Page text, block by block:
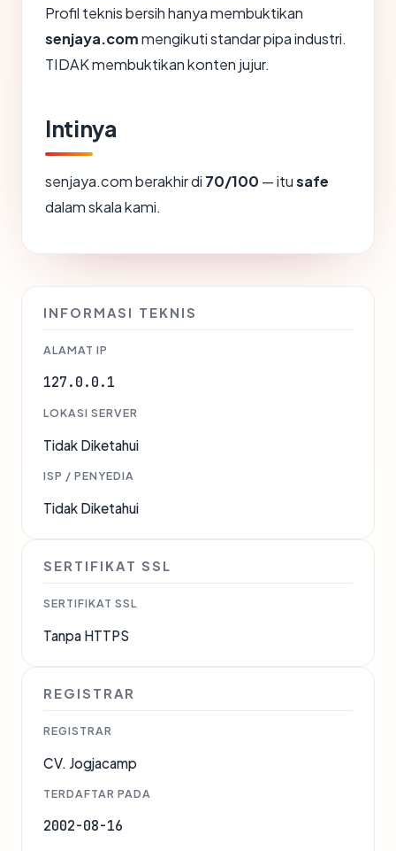
Profil teknis bersih hanya membuktikan
senjaya.commengikuti standar pipa industri.
TIDAK membuktikan konten jujur.
Intinya
senjaya.com berakhir di 70/100 — itusafe
dalam skala kami.
INFORMASI TEKNIS
ALAMAT IP
127.0.0.1
LOKASI SERVER
Tidak Diketahui
ISP / PENYEDIA
Tidak Diketahui
SERTIFIKAT SSL
SERTIFIKAT SSL
Tanpa HTTPS
REGISTRAR
REGISTRAR
CV. Jogjacamp
TERDAFTAR PADA
2002-08-16